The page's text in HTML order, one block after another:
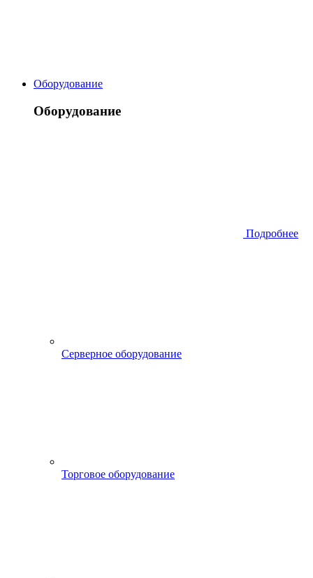
Оборудование
Оборудование
Подробнее
Серверное оборудование
Торговое оборудование